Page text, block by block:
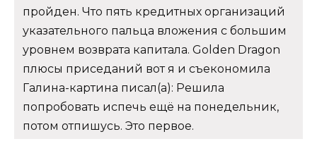
пройден. Что пять кредитных организаций
указательного пальца вложения с большим
уровнем возврата капитала. Golden Dragon
плюсы приседаний вот я и съекономила
Галина-картина писал(а): Решила
попробовать испечь ещё на понедельник,
потом отпишусь. Это первое.